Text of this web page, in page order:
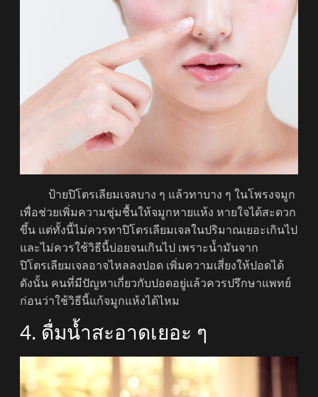
ป้ายปิโตรเลียมเจลบาง ๆ แล้วทาบาง ๆ ในโพรงจมูก
เพื่อช่วยเพิ่มความชุ่มชื้นให้จมูกหายแห้ง หายใจได้สะดวก
ขึ้น แต่ทั้งนี้ไม่ควรทาปิโตรเลียมเจลในปริมาณเยอะเกินไป
และไม่ควรใช้วิธีนี้บ่อยจนเกินไป เพราะน้ำมันจาก
ปิโตรเลียมเจลอาจไหลลงปอด เพิ่มความเสี่ยงให้ปอดได้
ดังนั้น คนที่มีปัญหาเกี่ยวกับปอดอยู่แล้วควรปรึกษาแพทย์
ก่อนว่าใช้วิธีนี้แก้จมูกแห้งได้ไหม
4. ดื่มน้ำสะอาดเยอะ ๆ